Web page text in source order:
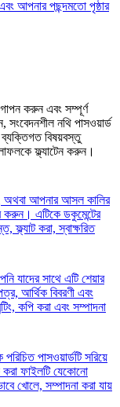
আপনার পছন্দমতো পৃষ্ঠার
করুন এবং সম্পূর্ণ
নথি পাসওয়ার্ড
বিষয়বস্তু
ফ্ল্যাটেন করুন।
অথবা আপনার আসল কালির
এটিকে ডকুমেন্টের
ফ্ল্যাট করা, স্বাক্ষরিত
যাদের সাথে এটি শেয়ার
আর্থিক বিবরণী এবং
কপি করা এবং সম্পাদনা
পাসওয়ার্ডটি সরিয়ে
ফাইলটি যেকোনো
খোলে, সম্পাদনা করা যায়